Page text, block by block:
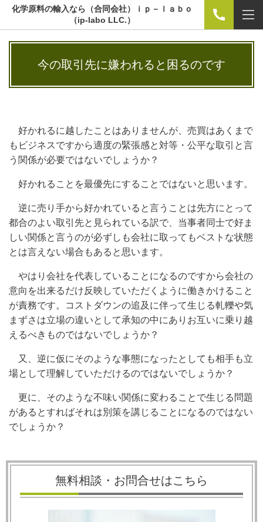
化学原料の輸入なら（合同会社）ｉｐ－ｌａｂｏ
（ip-labo LLC.）
今の取引先に嫌われると困るのです
好かれるに越したことはありませんが、売買はあくまで
もビジネスですから適度の緊張感と対等・公平な取引と言
う関係が必要ではないでしょうか？
好かれることを最優先にすることではないと思います。
逆に売り手から好かれていると言うことは先方にとって
都合のよい取引先と見られている訳で、当事者同士で好ま
しい関係と言うのが必ずしも会社に取ってもベストな状態
とは言えない場合もあると思います。
やはり会社を代表していることになるのですから会社の
意向を出来るだけ反映していただくように働きかけること
が責務です。コストダウンの追及に伴って生じる軋轢や気
まずさは立場の違いとして承知の中にありお互いに乗り越
えるべきものではないでしょうか？
又、逆に仮にそのような事態になったとしても相手も立
場として理解していただけるのではないでしょうか？
更に、そのような不味い関係に変わることで生じる問題
があるとすればそれは別策を講じることになるのではない
でしょうか？
無料相談・お問合せはこちら